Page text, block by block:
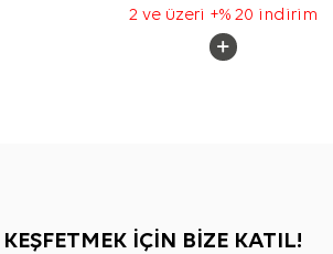
2 ve üzeri +% 20 indirim
İÇİN BİZE KATIL!